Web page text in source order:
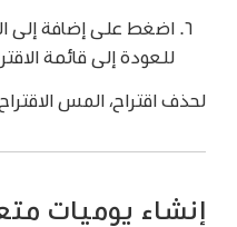
اضغط على إضافة إلى
للعودة إلى قائمة
لحذف اقتراح، المس
إنشاء يوميات